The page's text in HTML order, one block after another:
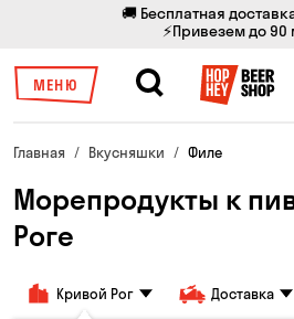
🚚 Бесплатная
⚡Привезем до 90
МЕНЮ
Главная Вкусняшки Филе
Морепродукты к
Роге
Кривой Рог Доставка